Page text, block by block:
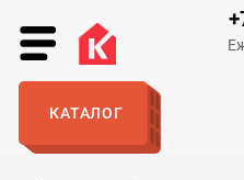
КАТАЛОГ